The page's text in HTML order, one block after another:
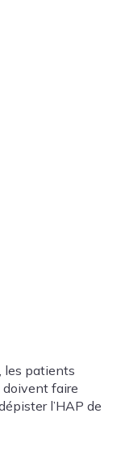
les patients
faire
l’HAP de